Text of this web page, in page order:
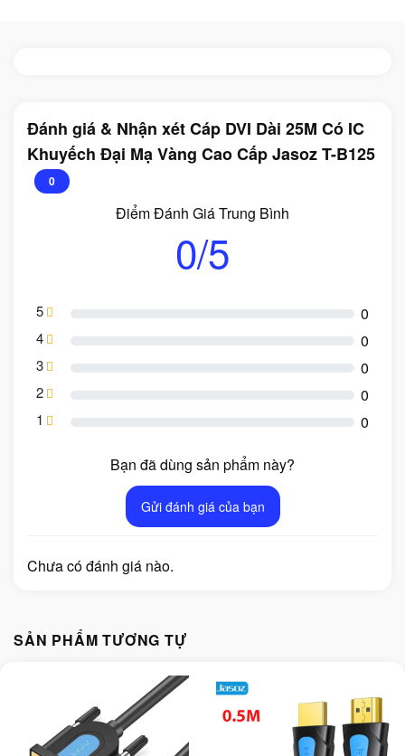
Đánh giá & Nhận xét Cáp DVI Dài 25M Có IC
Khuyếch Đại Mạ Vàng Cao Cấp Jasoz T-B125
0
Điểm Đánh Giá Trung Bình
0/5
5 0
4 0
3 0
2 0
1 0
Bạn đã dùng sản phẩm này?
Gửi đánh giá của bạn
Chưa có đánh giá nào.
SẢN PHẨM TƯƠNG TỰ